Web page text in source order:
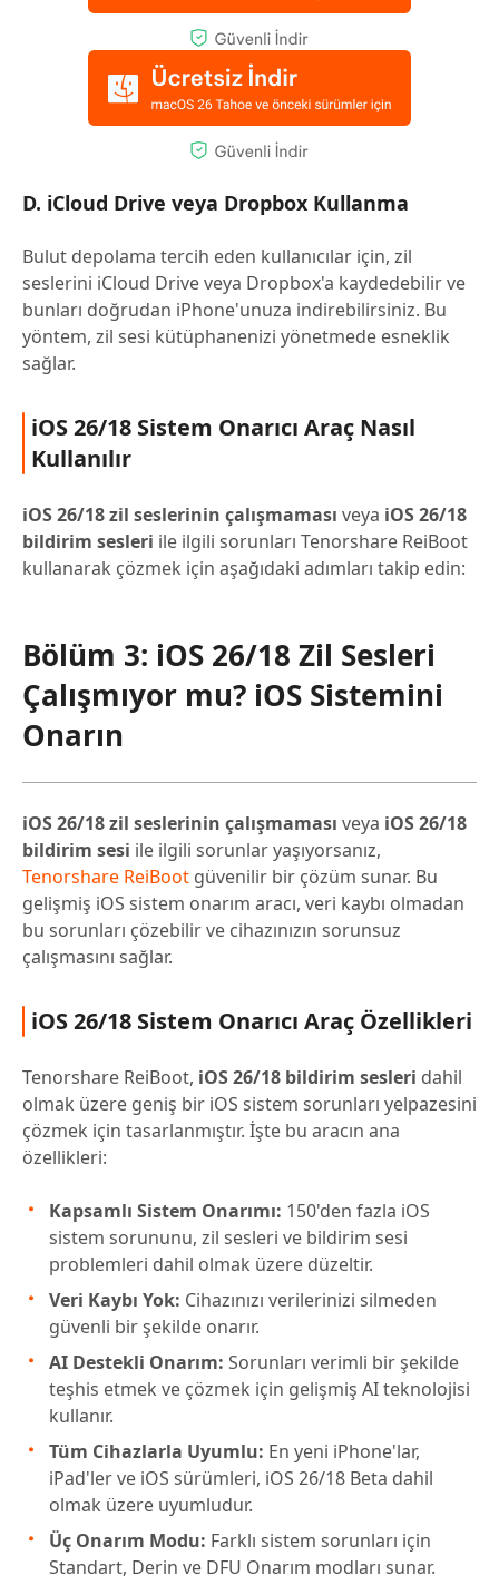
D. iCloud Drive veya Dropbox Kullanma
Bulut depolama tercih eden kullanıcılar için, zil
seslerini iCloud Drive veya Dropbox'a kaydedebilir ve
bunları doğrudan iPhone'unuza indirebilirsiniz. Bu
yöntem, zil sesi kütüphanenizi yönetmede esneklik
sağlar.
iOS 26/18 Sistem Onarıcı Araç Nasıl
Kullanılır
iOS 26/18 zil seslerinin çalışmaması veya iOS 26/18
bildirim sesleri ile ilgili sorunları Tenorshare ReiBoot
kullanarak çözmek için aşağıdaki adımları takip edin:
Bölüm 3: iOS 26/18 Zil Sesleri
Çalışmıyor mu? iOS Sistemini
Onarın
iOS 26/18 zil seslerinin çalışmaması veya iOS 26/18
bildirim sesi ile ilgili sorunlar yaşıyorsanız,
Tenorshare ReiBoot güvenilir bir çözüm sunar. Bu
gelişmiş iOS sistem onarım aracı, veri kaybı olmadan
bu sorunları çözebilir ve cihazınızın sorunsuz
çalışmasını sağlar.
iOS 26/18 Sistem Onarıcı Araç Özellikleri
Tenorshare ReiBoot, iOS 26/18 bildirim sesleri dahil
olmak üzere geniş bir iOS sistem sorunları yelpazesini
çözmek için tasarlanmıştır. İşte bu aracın ana
özellikleri:
Kapsamlı Sistem Onarımı: 150'den fazla iOS
sistem sorununu, zil sesleri ve bildirim sesi
problemleri dahil olmak üzere düzeltir.
Veri Kaybı Yok: Cihazınızı verilerinizi silmeden
güvenli bir şekilde onarır.
AI Destekli Onarım: Sorunları verimli bir şekilde
teşhis etmek ve çözmek için gelişmiş AI teknolojisi
kullanır.
Tüm Cihazlarla Uyumlu: En yeni iPhone'lar,
iPad'ler ve iOS sürümleri, iOS 26/18 Beta dahil
olmak üzere uyumludur.
Üç Onarım Modu: Farklı sistem sorunları için
Standart, Derin ve DFU Onarım modları sunar.